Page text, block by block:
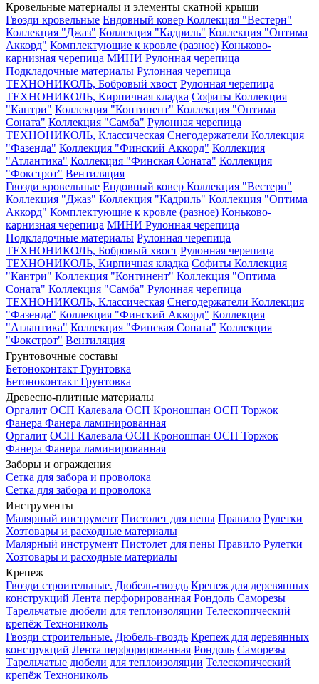
Кровельные материалы и элементы скатной крыши
Гвозди кровельные Ендовный ковер Коллекция "Вестерн"
Коллекция "Джаз" Коллекция "Кадриль" Коллекция "Оптима
Аккорд" Комплектующие к кровле (разное) Коньково-
карнизная черепица МИНИ Рулонная черепица
Подкладочные материалы Рулонная черепица
ТЕХНОНИКОЛЬ, Бобровый хвост Рулонная черепица
ТЕХНОНИКОЛЬ, Кирпичная кладка Софиты Коллекция
"Кантри" Коллекция "Континент" Коллекция "Оптима
Соната" Коллекция "Самба" Рулонная черепица
ТЕХНОНИКОЛЬ, Классическая Снегодержатели Коллекция
"Фазенда" Коллекция "Финский Аккорд" Коллекция
"Атлантика" Коллекция "Финская Соната" Коллекция
"Фокстрот" Вентиляция
Гвозди кровельные Ендовный ковер Коллекция "Вестерн"
Коллекция "Джаз" Коллекция "Кадриль" Коллекция "Оптима
Аккорд" Комплектующие к кровле (разное) Коньково-
карнизная черепица МИНИ Рулонная черепица
Подкладочные материалы Рулонная черепица
ТЕХНОНИКОЛЬ, Бобровый хвост Рулонная черепица
ТЕХНОНИКОЛЬ, Кирпичная кладка Софиты Коллекция
"Кантри" Коллекция "Континент" Коллекция "Оптима
Соната" Коллекция "Самба" Рулонная черепица
ТЕХНОНИКОЛЬ, Классическая Снегодержатели Коллекция
"Фазенда" Коллекция "Финский Аккорд" Коллекция
"Атлантика" Коллекция "Финская Соната" Коллекция
"Фокстрот" Вентиляция
Грунтовочные составы
Бетоноконтакт Грунтовка
Бетоноконтакт Грунтовка
Древесно-плитные материалы
Оргалит ОСП Калевала ОСП Кроношпан ОСП Торжок
Фанера Фанера ламинированная
Оргалит ОСП Калевала ОСП Кроношпан ОСП Торжок
Фанера Фанера ламинированная
Заборы и ограждения
Сетка для забора и проволока
Сетка для забора и проволока
Инструменты
Малярный инструмент Пистолет для пены Правило Рулетки
Хозтовары и расходные материалы
Малярный инструмент Пистолет для пены Правило Рулетки
Хозтовары и расходные материалы
Крепеж
Гвозди строительные. Дюбель-гвоздь Крепеж для деревянных
конструкций Лента перфорированная Рондоль Саморезы
Тарельчатые дюбели для теплоизоляции Телескопический
крепёж Технониколь
Гвозди строительные. Дюбель-гвоздь Крепеж для деревянных
конструкций Лента перфорированная Рондоль Саморезы
Тарельчатые дюбели для теплоизоляции Телескопический
крепёж Технониколь